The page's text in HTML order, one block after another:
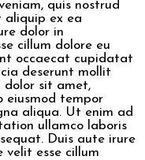
quis nostrud
aliquip ex ea
dolor in
cillum dolore eu
occaecat cupidatat
deserunt mollit
dolor sit amet,
eiusmod tempor
aliqua. Ut enim ad
ullamco laboris
Duis aute irure
esse cillum